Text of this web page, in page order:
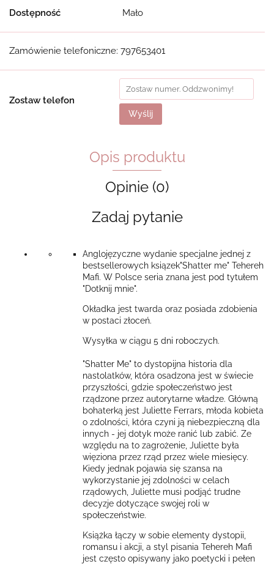
Dostępność Mało
Zamówienie telefoniczne: 797653401
Zostaw telefon
Wyślij
Opis produktu
Opinie (0)
Zadaj pytanie
Anglojęzyczne wydanie specjalne jednej z
bestsellerowych ksiązek"Shatter me" Tehereh
Mafi. W Polsce seria znana jest pod tytułem
"Dotknij mnie".
Okładka jest twarda oraz posiada zdobienia
w postaci złoceń.
Wysyłka w ciągu 5 dni roboczych.
"Shatter Me" to dystopijna historia dla
nastolatków, która osadzona jest w świecie
przyszłości, gdzie społeczeństwo jest
rządzone przez autorytarne władze. Główną
bohaterką jest Juliette Ferrars, młoda kobieta
o zdolności, która czyni ją niebezpieczną dla
innych - jej dotyk może ranić lub zabić. Ze
względu na to zagrożenie, Juliette była
więziona przez rząd przez wiele miesięcy.
Kiedy jednak pojawia się szansa na
wykorzystanie jej zdolności w celach
rządowych, Juliette musi podjąć trudne
decyzje dotyczące swojej roli w
społeczeństwie.
Książka łączy w sobie elementy dystopii,
romansu i akcji, a styl pisania Tehereh Mafi
jest często opisywany jako poetycki i pełen